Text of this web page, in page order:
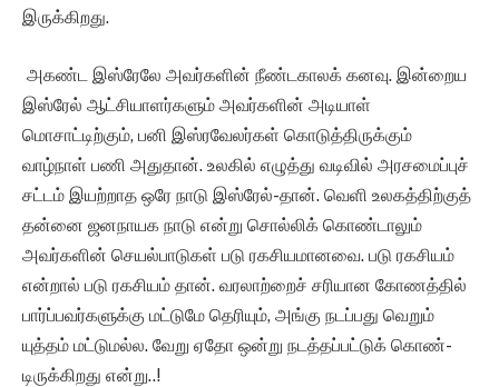
இருக்கிறது.
அகண்ட இஸ்ரேலே அவர்களின் நீண்டகாலக் கனவு. இன்றைய
இஸ்ரேல் ஆட்சியாளர்களும் அவர்களின் அடியாள்
மொசாட்டிற்கும், பனி இஸ்ரவேலர்கள் கொடுத்திருக்கும்
வாழ்நாள் பணி அதுதான். உலகில் எழுத்து வடிவில் அரசமைப்புச்
சட்டம் இயற்றாத ஒரே நாடு இஸ்ரேல்-தான். வெளி உலகத்திற்குத்
தன்னை ஜனநாயக நாடு என்று சொல்லிக் கொண்டாலும்
அவர்களின் செயல்பாடுகள் படு ரகசியமானவை. படு ரகசியம்
என்றால் படு ரகசியம் தான். வரலாற்றைச் சரியான கோணத்தில்
பார்ப்பவர்களுக்கு மட்டுமே தெரியும், அங்கு நடப்பது வெறும்
யுத்தம் மட்டுமல்ல. வேறு ஏதோ ஒன்று நடத்தப்பட்டுக் கொண்-
டிருக்கிறது என்று..!